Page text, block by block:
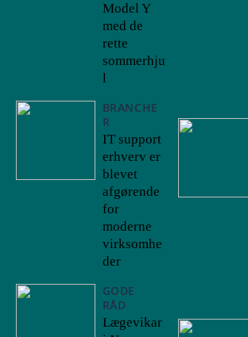
Model Y
med de
rette
sommerhju
l
BRANCHE
R
IT support
erhverv er
blevet
afgørende
for
moderne
virksomhe
der
GODE
RÅD
Lægevikar